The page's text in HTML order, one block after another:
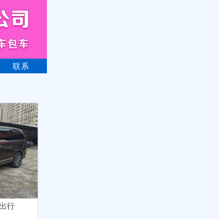
联系
行